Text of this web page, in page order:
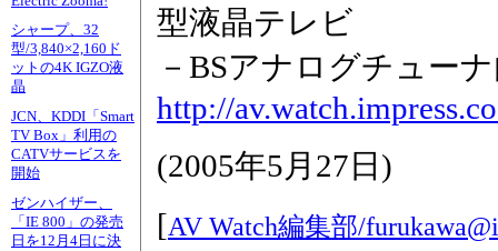
シャープ、32
型/3,840×2,160ド
ットの4K IGZO液
晶
JCN、KDDI「Smart
TV Box」利用の
CATVサービスを
開始
ゼンハイザー、
「IE 800」の発売
日を12月4日に決
型液晶テレビ
－BSアナログチュー
http://
(2005年5月27日 )
[AV Watch編集部/